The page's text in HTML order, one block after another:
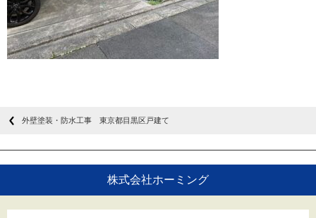
外壁塗装・防水工事 東京都目黒区戸建て
株式会社ホーミング